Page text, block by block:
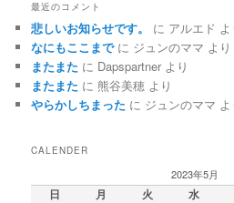
最近のコメント
悲しいお知らせです。 に アルエド よ
なにもここまでに ジュンのママ より
またまた に Dapspartner より
またまた に 熊谷美穂 より
やらかしちまった に ジュンのママ よ
CALENDER
2023年5月
日 月 火 水